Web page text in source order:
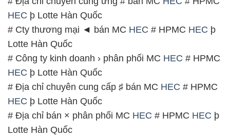
Lotte Hàn Quốc
# Nhà bán hàng ≈ cung ứng MC
þ Lotte Hàn Quốc
📞PHÒNG KINH DOANH – CÔNG TY HÓA CHẤT
ĐẮC TRƯỜNG PHÁT 🌐
🌐 Website: https://hoachatmientay.vn/
📞 Hotline:
– 0933.920.505 – 028.3504.5555